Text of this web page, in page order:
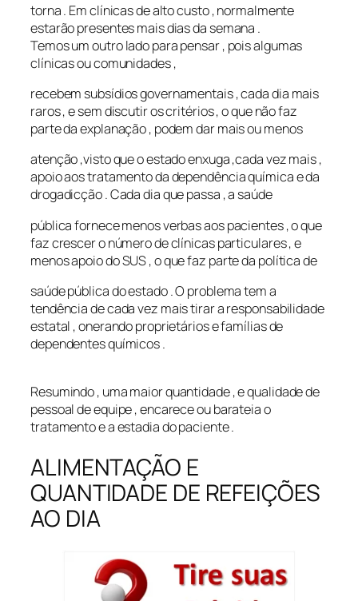
torna . Em clínicas de alto custo , normalmente
estarão presentes mais dias da semana .
Temos um outro lado para pensar , pois algumas
clínicas ou comunidades ,
recebem subsídios governamentais , cada dia mais
raros , e sem discutir os critérios , o que não faz
parte da explanação , podem dar mais ou menos
atenção ,visto que o estado enxuga ,cada vez mais ,
apoio aos tratamento da dependência química e da
drogadicção . Cada dia que passa , a saúde
pública fornece menos verbas aos pacientes , o que
faz crescer o número de clínicas particulares , e
menos apoio do SUS , o que faz parte da política de
saúde pública do estado . O problema tem a
tendência de cada vez mais tirar a responsabilidade
estatal , onerando proprietários e famílias de
dependentes químicos .
Resumindo , uma maior quantidade , e qualidade de
pessoal de equipe , encarece ou barateia o
tratamento e a estadia do paciente .
ALIMENTAÇÃO E
QUANTIDADE DE REFEIÇÕES
AO DIA